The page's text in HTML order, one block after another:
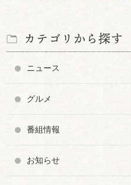
カテゴリから探す
ニュース
グルメ
番組情報
お知らせ